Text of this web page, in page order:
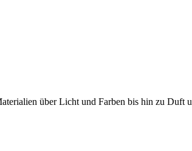
über Licht und Farben bis hin zu